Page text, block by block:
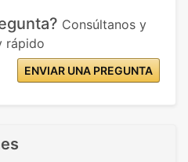
Consúltanos y
rápido
ENVIAR UNA PREGUNTA